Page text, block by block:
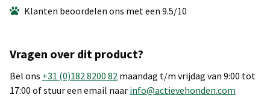
Klanten beoordelen ons met een 9.5/10
Vragen over dit product?
Bel ons +31 (0)182 8200 82 maandag t/m vrijdag van 9:00 tot
17:00 of stuur een email naar info@actievehonden.com